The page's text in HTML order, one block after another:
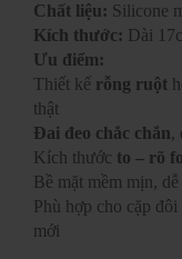
Chất liệu: Silicone
Kích thước: Dài
Ưu điểm:
Thiết kế rỗng ruột
thật
Đai đeo chắc chắn,
Kích thước to – rõ
Bề mặt mềm mịn,
Phù hợp cho cặp
mới